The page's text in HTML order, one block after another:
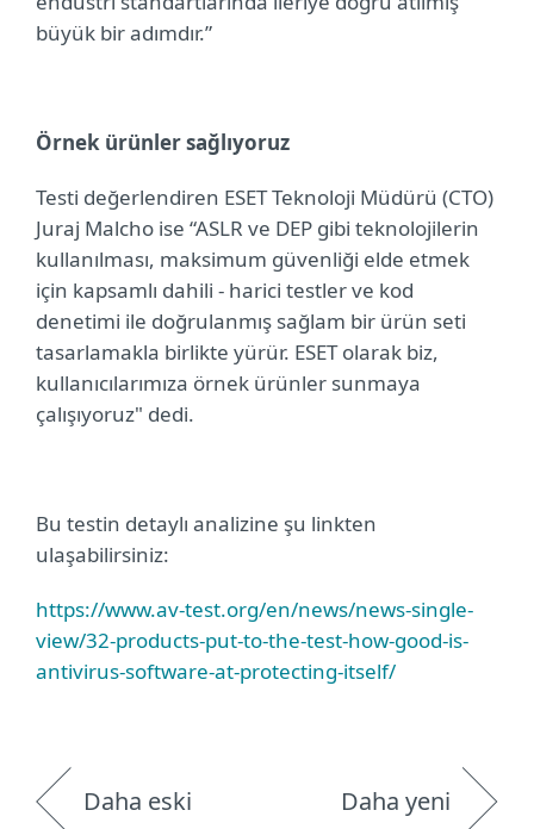
büyük bir adımdır.”
Örnek ürünler sağlıyoruz
Testi değerlendiren ESET Teknoloji Müdürü (CTO)
Juraj Malcho ise “ASLR ve DEP gibi teknolojilerin
kullanılması, maksimum güvenliği elde etmek
için kapsamlı dahili - harici testler ve kod
denetimi ile doğrulanmış sağlam bir ürün seti
tasarlamakla birlikte yürür. ESET olarak biz,
kullanıcılarımıza örnek ürünler sunmaya
çalışıyoruz" dedi.
Bu testin detaylı analizine şu linkten
ulaşabilirsiniz:
https://www.av-test.org/en/news/news-single-
view/32-products-put-to-the-test-how-good-is-
antivirus-software-at-protecting-itself/
Daha eski Daha yeni